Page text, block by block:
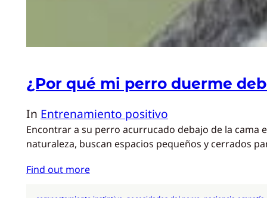
¿Por qué mi perro duerme
In Entrenamiento positivo
Encontrar a su perro acurrucado debajo de la
naturaleza, buscan espacios pequeños y cerrados
Find out more